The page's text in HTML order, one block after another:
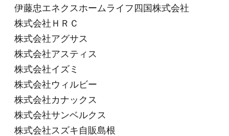
伊藤忠エネクスホームライフ四国株式会社
株式会社ＨＲＣ
株式会社アグサス
株式会社アスティス
株式会社イズミ
株式会社ウィルビー
株式会社カナックス
株式会社サンベルクス
株式会社スズキ自販島根